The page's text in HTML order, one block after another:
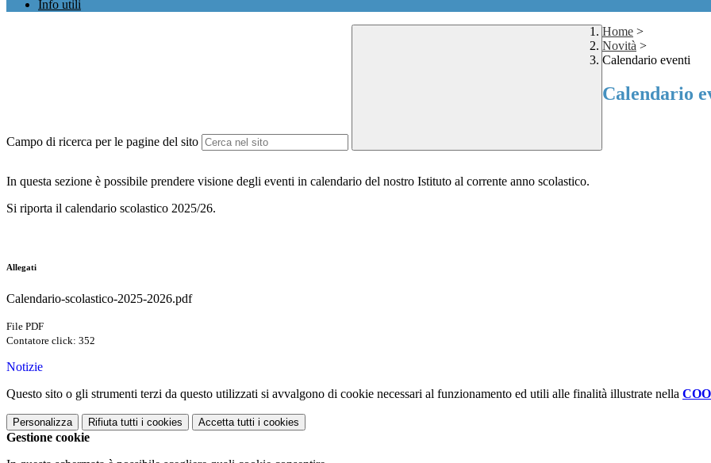
Info utili
Campo di ricerca per le pagine del sito
Home >
Novità >
Calendario eventi
Calendario
In questa sezione è possibile prendere visione degli eventi in calendario del nostro Istituto al corrente anno scolastico.
Si riporta il calendario scolastico 2025/26.
Allegati
Calendario-scolastico-2025-2026.pdf
File PDF
Contatore click: 352
Notizie
Questo sito o gli strumenti terzi da questo utilizzati si avvalgono di cookie necessari al funzionamento ed utili alle finalità illustrate nella
Personalizza Rifiuta tutti i cookies Accetta tutti i cookies
Gestione cookie